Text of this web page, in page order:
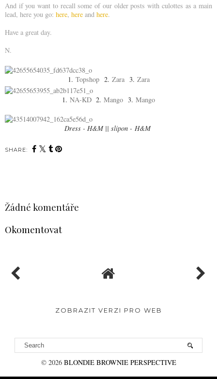
And if you want to recall some of our older posts with culottes as a main
lead, here you go: here, here and here.
Have a great day.
N.
1. Topshop 2. Zara 3. Zara
1. NA-KD 2. Mango 3. Mango
Dress - H&M || slipon - H&M
SHARE:
Žádné komentáře
Okomentovat
ZOBRAZIT VERZI PRO WEB
© 2026 BLONDIE BROWNIE PERSPECTIVE